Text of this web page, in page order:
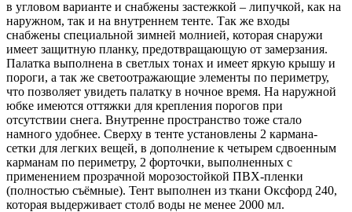
в угловом варианте и снабжены застежкой – липучкой, как на
наружном, так и на внутреннем тенте. Так же входы
снабжены специальной зимней молнией, которая снаружи
имеет защитную планку, предотвращающую от замерзания.
Палатка выполнена в светлых тонах и имеет яркую крышу и
пороги, а так же светоотражающие элементы по периметру,
что позволяет увидеть палатку в ночное время. На наружной
юбке имеются оттяжки для крепления порогов при
отсутствии снега. Внутренне пространство тоже стало
намного удобнее. Сверху в тенте установлены 2 кармана-
сетки для легких вещей, в дополнение к четырем сдвоенным
карманам по периметру, 2 форточки, выполненных с
применением прозрачной морозостойкой ПВХ-пленки
(полностью съёмные). Тент выполнен из ткани Оксфорд 240,
которая выдерживает столб воды не менее 2000 мл.